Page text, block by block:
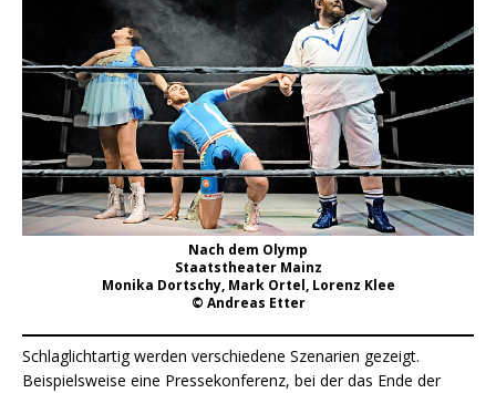
Nach dem Olymp
Staatstheater Mainz
Monika Dortschy, Mark Ortel, Lorenz Klee
© Andreas Etter
Schlaglichtartig werden verschiedene Szenarien gezeigt.
Beispielsweise eine Pressekonferenz, bei der das Ende der